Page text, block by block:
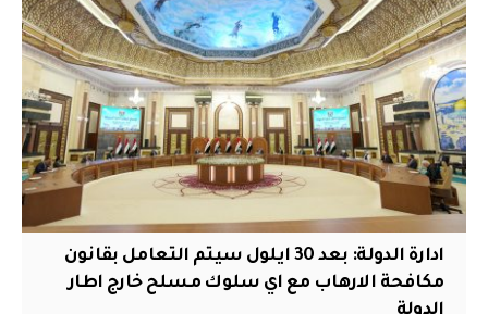
ادارة الدولة: بعد 30 ايلول سيتم التعامل بقانون
مكافحة الارهاب مع اي سلوك مسلح خارج اطار